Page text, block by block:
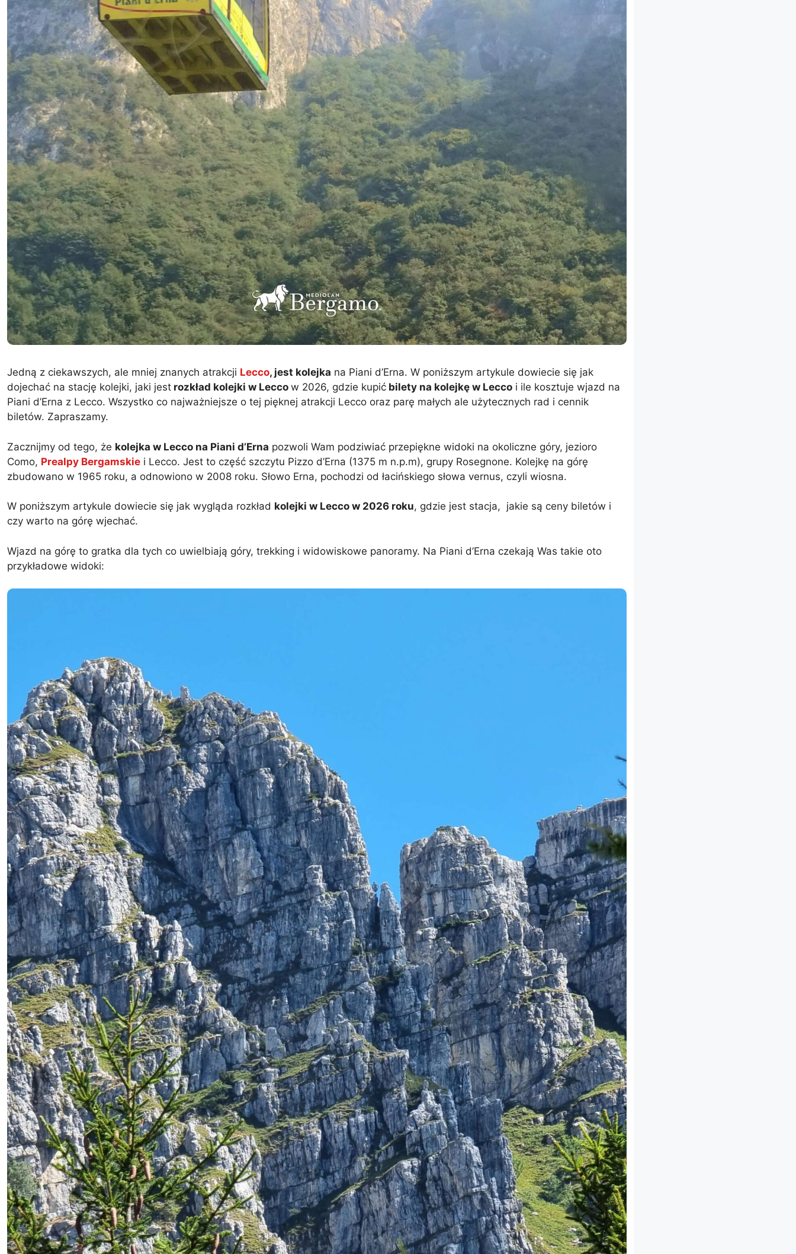
Jedną z ciekawszych, ale mniej znanych atrakcji Lecco, jest kolejka na Piani d’Erna. W poniższym artykule dowiecie się jak
dojechać na stację kolejki, jaki jest rozkład kolejki w Lecco w 2026, gdzie kupić bilety na kolejkę w Lecco i ile kosztuje wjazd na
Piani d’Erna z Lecco. Wszystko co najważniejsze o tej pięknej atrakcji Lecco oraz parę małych ale użytecznych rad i cennik
biletów. Zapraszamy.
Zacznijmy od tego, że kolejka w Lecco na Piani d’Erna pozwoli Wam podziwiać przepiękne widoki na okoliczne góry, jezioro
Como, Prealpy Bergamskie i Lecco. Jest to część szczytu Pizzo d’Erna (1375 m n.p.m), grupy Rosegnone. Kolejkę na górę
zbudowano w 1965 roku, a odnowiono w 2008 roku. Słowo Erna, pochodzi od łacińskiego słowa vernus, czyli wiosna.
W poniższym artykule dowiecie się jak wygląda rozkład kolejki w Lecco w 2026 roku, gdzie jest stacja, jakie są ceny biletów i
czy warto na górę wjechać.
Wjazd na górę to gratka dla tych co uwielbiają góry, trekking i widowiskowe panoramy. Na Piani d’Erna czekają Was takie oto
przykładowe widoki: